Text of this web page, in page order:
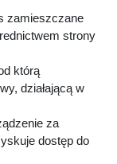
zamieszczane
strony
którą
działającą w
za
dostęp do